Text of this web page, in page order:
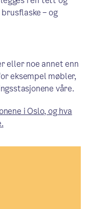
– og
eller noe annet enn
eksempel møbler,
våre.
i Oslo, og hva